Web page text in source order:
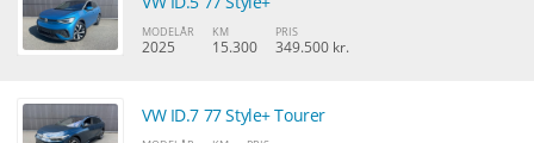
MODELÅR
2025
KM
15.300
PRIS
349.500 kr.
VW ID.7 77 Style+ Tourer